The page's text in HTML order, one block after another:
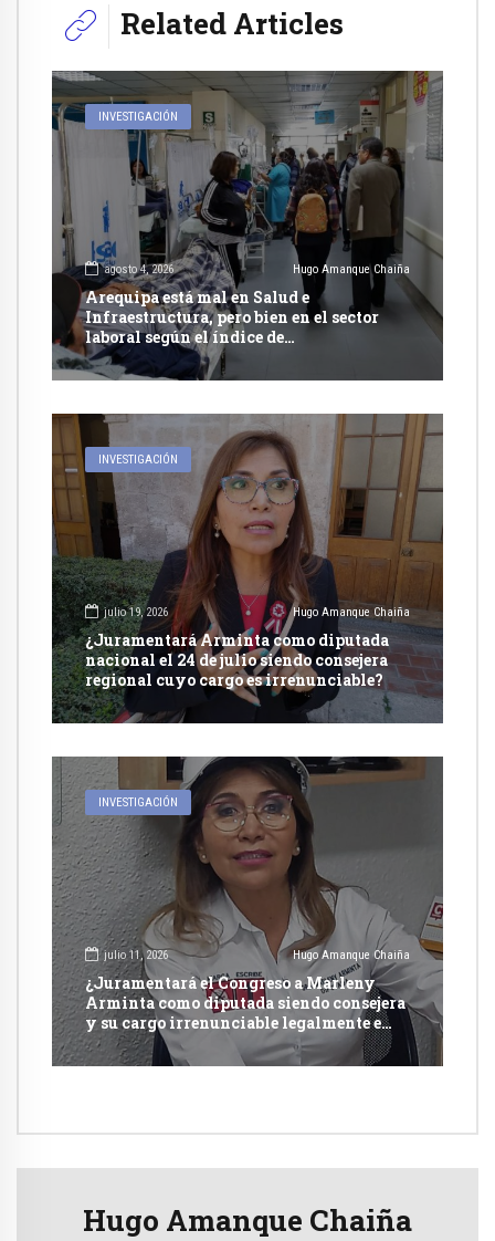
Related Articles
INVESTIGACIÓN
agosto 4, 2026 Hugo Amanque Chaiña
Arequipa está mal en Salud e
Infraestructura, pero bien en el sector
laboral según el índice de
competitividad regional 2026 del IPE
INVESTIGACIÓN
julio 19, 2026 Hugo Amanque Chaiña
¿Juramentará Arminta como diputada
nacional el 24 de julio siendo consejera
regional cuyo cargo es irrenunciable?
INVESTIGACIÓN
julio 11, 2026 Hugo Amanque Chaiña
¿Juramentará el Congreso a Marleny
Arminta como diputada siendo consejera
y su cargo irrenunciable legalmente e
incompatible con otra función pública?
Hugo Amanque Chaiña